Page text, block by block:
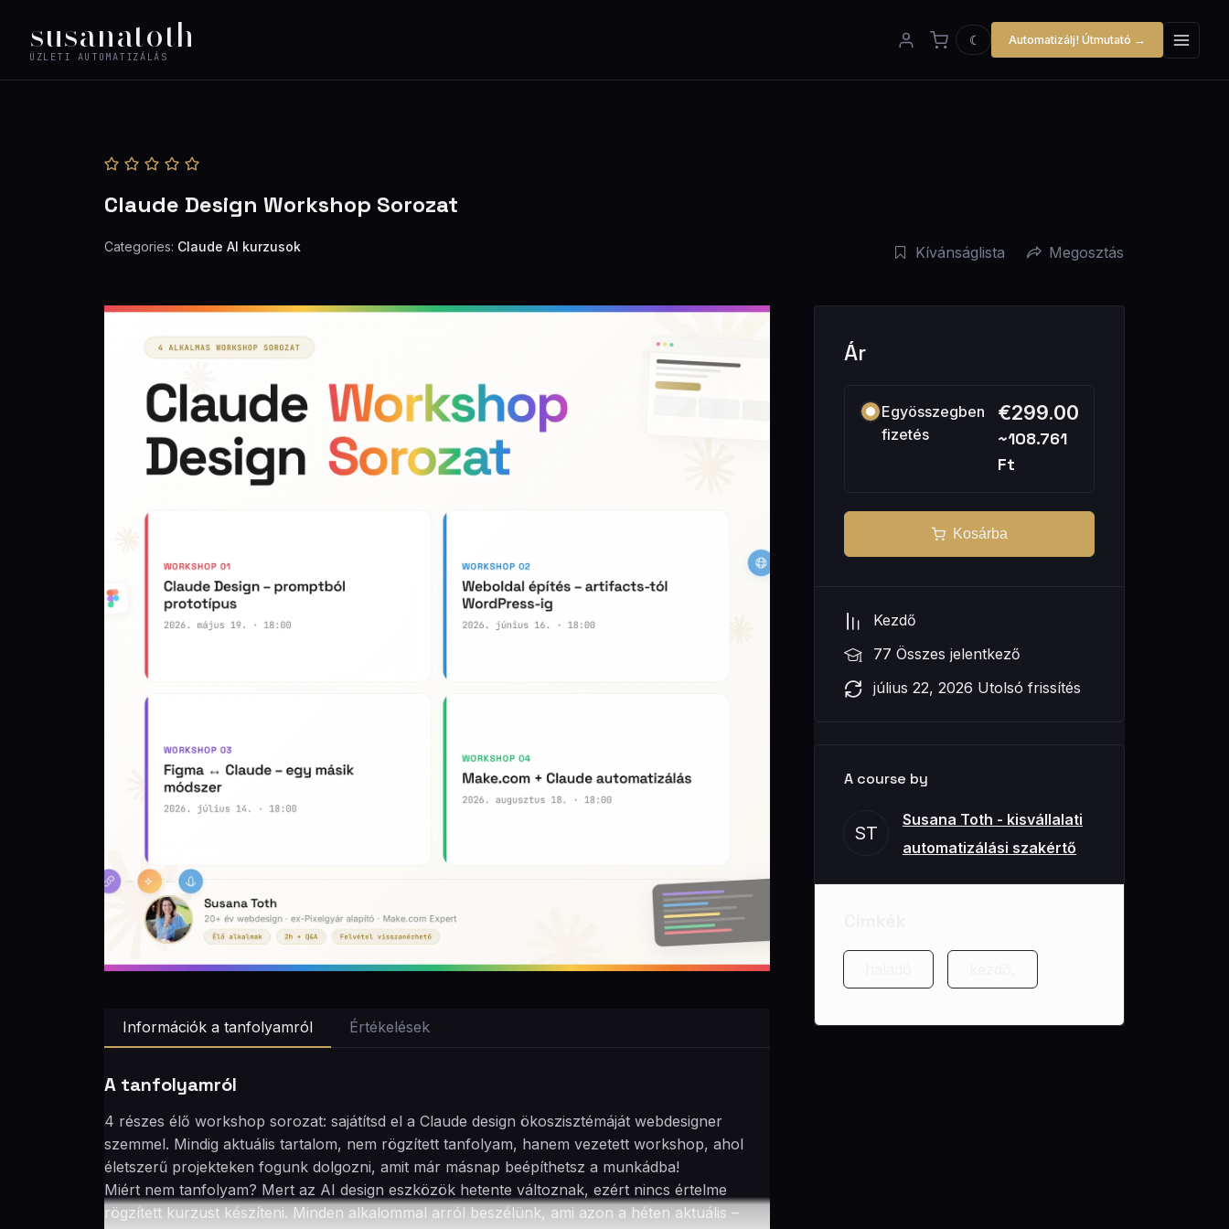
susanatoth
ÜZLETI AUTOMATIZÁLÁS
☾ Automatizálj! Útmutató →
Claude Design Workshop Sorozat
Categories: Claude AI kurzusok Kívánságlista Megosztás
Információk a tanfolyamról Értékelések
A tanfolyamról
4 részes élő workshop sorozat: sajátítsd el a Claude design ökoszisztémáját webdesigner
szemmel. Mindig aktuális tartalom, nem rögzített tanfolyam, hanem vezetett workshop, ahol
életszerű projekteken fogunk dolgozni, amit már másnap beépíthetsz a munkádba!
Miért nem tanfolyam? Mert az AI design eszközök hetente változnak, ezért nincs értelme
rögzített kurzust készíteni. Minden alkalommal arról beszélünk, ami azon a héten aktuális –
Ár
Egyösszegben
fizetés
€299.00
~108.761
Ft
Kosárba
Kezdő
77 Összes jelentkező
július 22, 2026 Utolsó frissítés
A course by
ST
Susana Toth - kisvállalati
automatizálási szakértő